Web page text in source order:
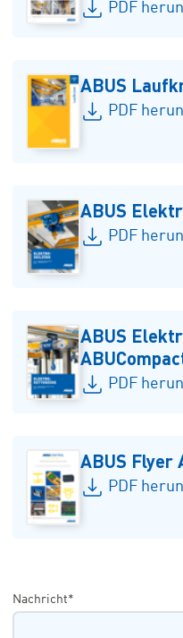
PDF
ABUS
PDF
ABUS
PDF
ABUS
PDF
ABUS Flyer
PDF
Nachricht*